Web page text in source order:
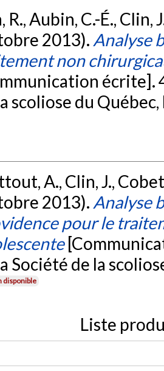
R., Aubin, C.-É., Clin,
2013). Analyse
non
écrite].
scoliose du
A., Clin, J.,
2013). Analyse
pour le
Société de la
disponible
Liste